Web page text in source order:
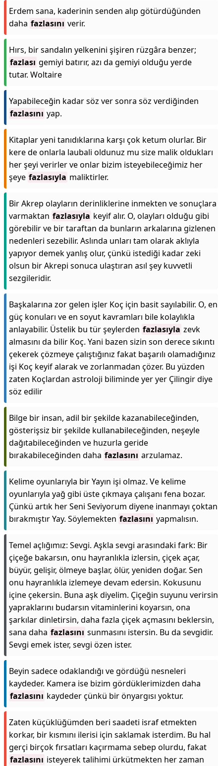
Erdem sana, kaderinin senden alıp götürdüğünden
daha fazlasını verir.
Hırs, bir sandalın yelkenini şişiren rüzgâra benzer;
fazlası gemiyi batırır, azı da gemiyi olduğu yerde
tutar. Woltaire
Yapabileceğin kadar söz ver sonra söz verdiğinden
fazlasını yap.
Kitaplar yeni tanıdıklarına karşı çok ketum olurlar. Bir
kere de onlarla laubali oldunuz mu size malik oldukları
her şeyi verirler ve onlar bizim isteyebileceğimiz her
şeye fazlasıyla maliktirler.
Bir Akrep olayların derinliklerine inmekten ve sonuçlara
varmaktan fazlasıyla keyif alır. O, olayları olduğu gibi
görebilir ve bir taraftan da bunların arkalarına gizlenen
nedenleri sezebilir. Aslında unları tam olarak aklıyla
yapıyor demek yanlış olur, çünkü istediği kadar zeki
olsun bir Akrepi sonuca ulaştıran asıl şey kuvvetli
sezgileridir.
Başkalarına zor gelen işler Koç için basit sayılabilir. O, en
güç konuları ve en soyut kavramları bile kolaylıkla
anlayabilir. Üstelik bu tür şeylerden fazlasıyla zevk
almasını da bilir Koç. Yani bazen sizin son derece sıkıntı
çekerek çözmeye çalıştığınız fakat başarılı olamadığınız
işi Koç keyif alarak ve zorlanmadan çözer. Bu yüzden
zaten Koçlardan astroloji biliminde yer yer Çilingir diye
söz edilir
Bilge bir insan, adil bir şekilde kazanabileceğinden,
gösterişsiz bir şekilde kullanabileceğinden, neşeyle
dağıtabileceğinden ve huzurla geride
bırakabileceğinden daha fazlasını arzulamaz.
Kelime oyunlarıyla bir Yayın işi olmaz. Ve kelime
oyunlarıyla yağ gibi üste çıkmaya çalışanı fena bozar.
Çünkü artık her Seni Seviyorum diyene inanmayı çoktan
bırakmıştır Yay. Söylemekten fazlasını yapmalısın.
Temel açlığımız: Sevgi. Aşkla sevgi arasındaki fark: Bir
çiçeğe bakarsın, onu hayranlıkla izlersin, çiçek açar,
büyür, gelişir, ölmeye başlar, ölür, yeniden doğar. Sen
onu hayranlıkla izlemeye devam edersin. Kokusunu
içine çekersin. Buna aşk diyelim. Çiçeğin suyunu verirsin
yapraklarını budarsın vitaminlerini koyarsın, ona
şarkılar dinletirsin, daha fazla çiçek açmasını beklersin,
sana daha fazlasını sunmasını istersin. Bu da sevgidir.
Sevgi emek ister, sevgi özen ister.
Beyin sadece odaklandığı ve gördüğü nesneleri
kaydeder. Kamera ise bizim gördüklerimizden daha
fazlasını kaydeder çünkü bir önyargısı yoktur.
Zaten küçüklüğümden beri saadeti israf etmekten
korkar, bir kısmını ilerisi için saklamak isterdim. Bu hal
gerçi birçok fırsatları kaçırmama sebep olurdu, fakat
fazlasını isteyerek talihimi ürkütmekten her zaman